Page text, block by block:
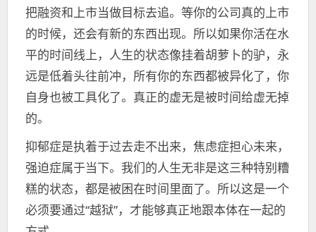
把融资和上市当做目标去追。等你的公司真的上市
的时候，还会有新的东西出现。所以如果你活在水
平的时间线上，人生的状态像挂着胡萝卜的驴，永
远是低着头往前冲，所有你的东西都被异化了，你
自身也被工具化了。真正的虚无是被时间给虚无掉
的。
抑郁症是执着于过去走不出来，焦虑症担心未来，
强迫症属于当下。我们的人生无非是这三种特别糟
糕的状态，都是被困在时间里面了。所以这是一个
必须要通过“越狱”，才能够真正地跟本体在一起的